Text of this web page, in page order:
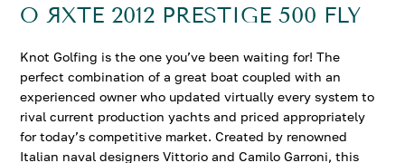
О ЯХТЕ 2012 PRESTIGE 500 FLY
Knot Golfing is the one you’ve been waiting for! The
perfect combination of a great boat coupled with an
experienced owner who updated virtually every system to
rival current production yachts and priced appropriately
for today’s competitive market. Created by renowned
Italian naval designers Vittorio and Camilo Garroni, this